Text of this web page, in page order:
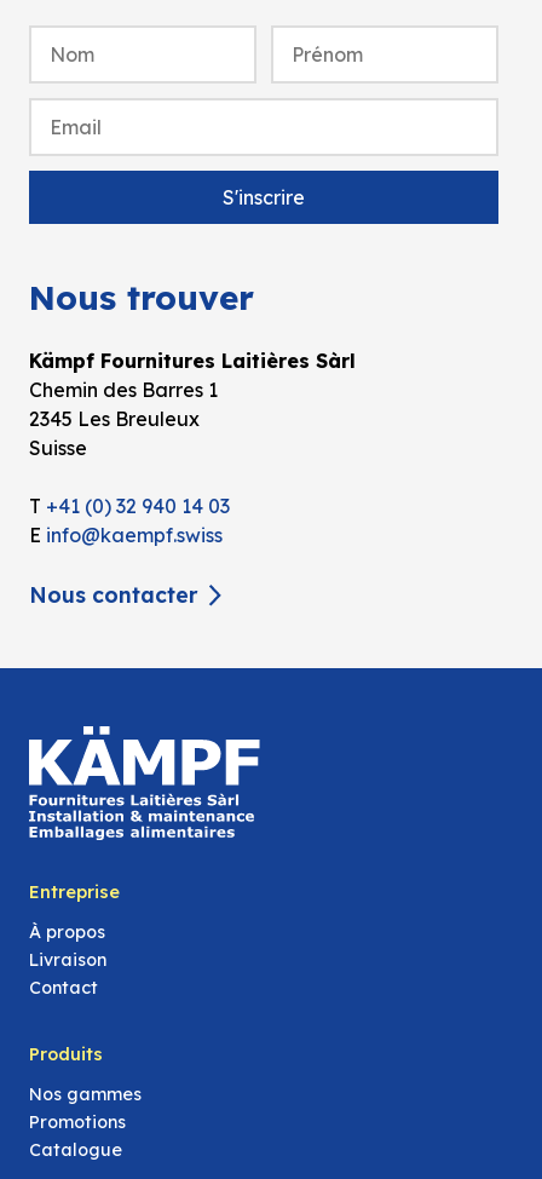
Nous trouver
Kämpf Fournitures Laitières Sàrl
Chemin des Barres 1
2345 Les Breuleux
Suisse
T +41 (0) 32 940 14 03
E info@kaempf.swiss
Nous contacter
Entreprise
À propos
Livraison
Contact
Produits
Nos gammes
Promotions
Catalogue